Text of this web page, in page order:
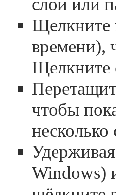
слой или
Щелкните
времени),
Щелкните
чтобы
несколько
Windows)